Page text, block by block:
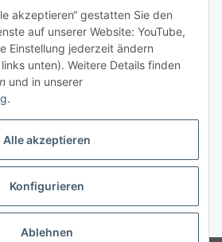
zzgl.Versand
akzeptieren“ gestatten Sie den
auf unserer Website: YouTube,
Einstellung jederzeit ändern
unten). Weitere Details finden
und in unserer
.
Alle akzeptieren
Konfigurieren
Ablehnen